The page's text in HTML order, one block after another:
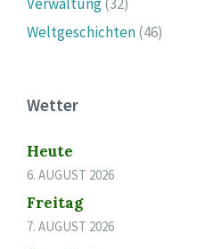
Weltgeschichten(46)
Wetter
Heute
6. AUGUST 2026
Freitag
7. AUGUST 2026